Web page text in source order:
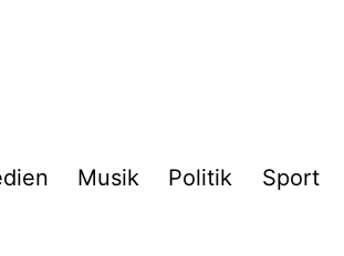
Musik Politik Sport